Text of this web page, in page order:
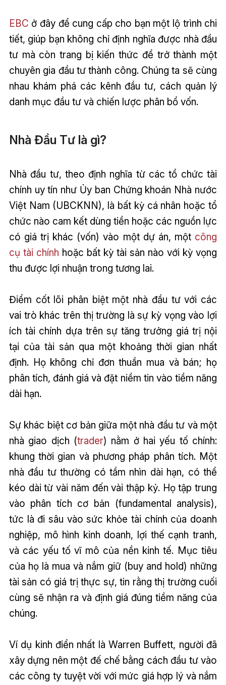
EBC ở đây để cung cấp cho bạn một lộ trình chi
tiết, giúp bạn không chỉ định nghĩa được nhà đầu
tư mà còn trang bị kiến thức để trở thành một
chuyên gia đầu tư thành công. Chúng ta sẽ cùng
nhau khám phá các kênh đầu tư, cách quản lý
danh mục đầu tư và chiến lược phân bổ vốn.
Nhà Đầu Tư là gì?
Nhà đầu tư, theo định nghĩa từ các tổ chức tài
chính uy tín như Ủy ban Chứng khoán Nhà nước
Việt Nam (UBCKNN), là bất kỳ cá nhân hoặc tổ
chức nào cam kết dùng tiền hoặc các nguồn lực
có giá trị khác (vốn) vào một dự án, một công
cụ tài chính hoặc bất kỳ tài sản nào với kỳ vọng
thu được lợi nhuận trong tương lai.
Điểm cốt lõi phân biệt một nhà đầu tư với các
vai trò khác trên thị trường là sự kỳ vọng vào lợi
ích tài chính dựa trên sự tăng trưởng giá trị nội
tại của tài sản qua một khoảng thời gian nhất
định. Họ không chỉ đơn thuần mua và bán; họ
phân tích, đánh giá và đặt niềm tin vào tiềm năng
dài hạn.
Sự khác biệt cơ bản giữa một nhà đầu tư và một
nhà giao dịch (trader) nằm ở hai yếu tố chính:
khung thời gian và phương pháp phân tích. Một
nhà đầu tư thường có tầm nhìn dài hạn, có thể
kéo dài từ vài năm đến vài thập kỷ. Họ tập trung
vào phân tích cơ bản (fundamental analysis),
tức là đi sâu vào sức khỏe tài chính của doanh
nghiệp, mô hình kinh doanh, lợi thế cạnh tranh,
và các yếu tố vĩ mô của nền kinh tế. Mục tiêu
của họ là mua và nắm giữ (buy and hold) những
tài sản có giá trị thực sự, tin rằng thị trường cuối
cùng sẽ nhận ra và định giá đúng tiềm năng của
chúng.
Ví dụ kinh điển nhất là Warren Buffett, người đã
xây dựng nên một đế chế bằng cách đầu tư vào
các công ty tuyệt vời với mức giá hợp lý và nắm